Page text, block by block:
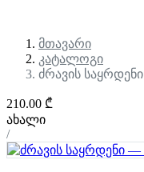
მთავარი
კატალოგი
ძრავის საყრდენი
210.00 ₾
ახალი
/